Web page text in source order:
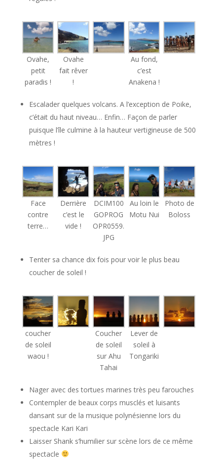
Ovahe,
petit
paradis !
Ovahe
fait rêver
!
Au fond,
c’est
Anakena !
Escalader quelques volcans. A l’exception de Poike,
c’était du haut niveau… Enfin… Façon de parler
puisque l’île culmine à la hauteur vertigineuse de 500
mètres !
Face
contre
terre…
Derrière
c’est le
vide !
DCIM100
GOPROG
OPR0559.
JPG
Au loin le
Motu Nui
Photo de
Boloss
Tenter sa chance dix fois pour voir le plus beau
coucher de soleil !
coucher
de soleil
waou !
Coucher
de soleil
sur Ahu
Tahai
Lever de
soleil à
Tongariki
Nager avec des tortues marines très peu farouches
Contempler de beaux corps musclés et luisants
dansant sur de la musique polynésienne lors du
spectacle Kari Kari
Laisser Shank s’humilier sur scène lors de ce même
spectacle